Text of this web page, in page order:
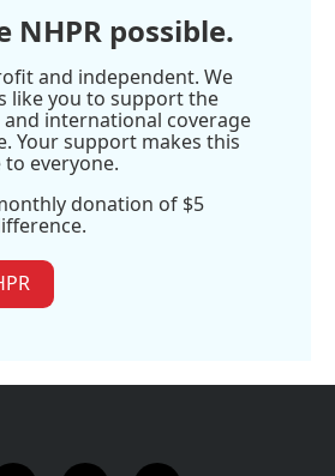
NHPR possible.
and independent. We
like you to support the
and international coverage
Your support makes this
to everyone.
donation of $5